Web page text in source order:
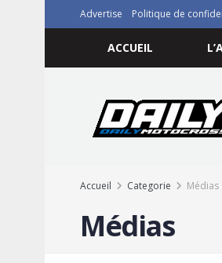
Advertise Politique de
ACCUEIL
Accueil Categorie Médias
Médias